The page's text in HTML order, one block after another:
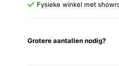
Fysieke winkel met
Grotere aantallen nodig?